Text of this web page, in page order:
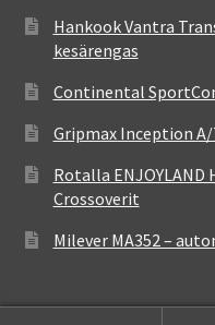
Hankook Vantra
kesärengas
Continental
Gripmax Inception
Rotalla ENJOYLAND
Crossoverit
Milever MA352 –